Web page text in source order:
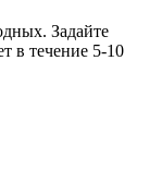
Задайте
в течение 5-10